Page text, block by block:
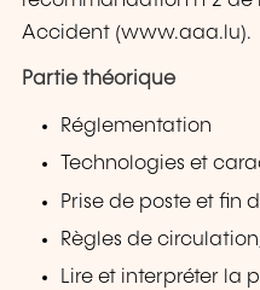
Accident (www.aaa.lu).
Partie théorique
Réglementation
Technologies et
Prise de poste et fin
Règles de
Lire et interpréter la